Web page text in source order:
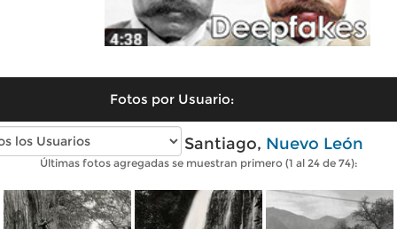
Fotos por Usuario:
Fotos antiguas de Santiago, Nuevo León
Últimas fotos agregadas se muestran primero (1 al 24 de 74):